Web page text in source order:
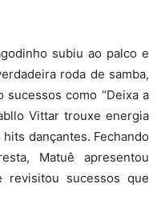
subiu ao palco e
roda de samba,
como “Deixa a
Vittar trouxe energia
dançantes. Fechando
Matuê apresentou
sucessos que